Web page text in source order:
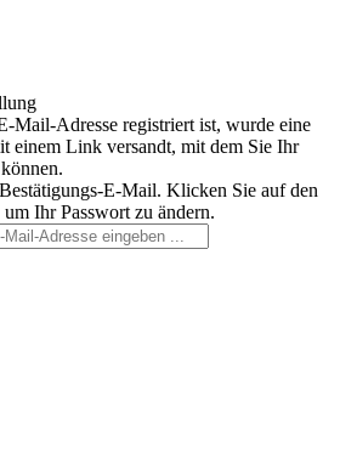
Mail-Adresse registriert ist, wurde eine
einem Link versandt, mit dem Sie Ihr
E-Mail. Klicken Sie auf den
Ihr Passwort zu ändern.